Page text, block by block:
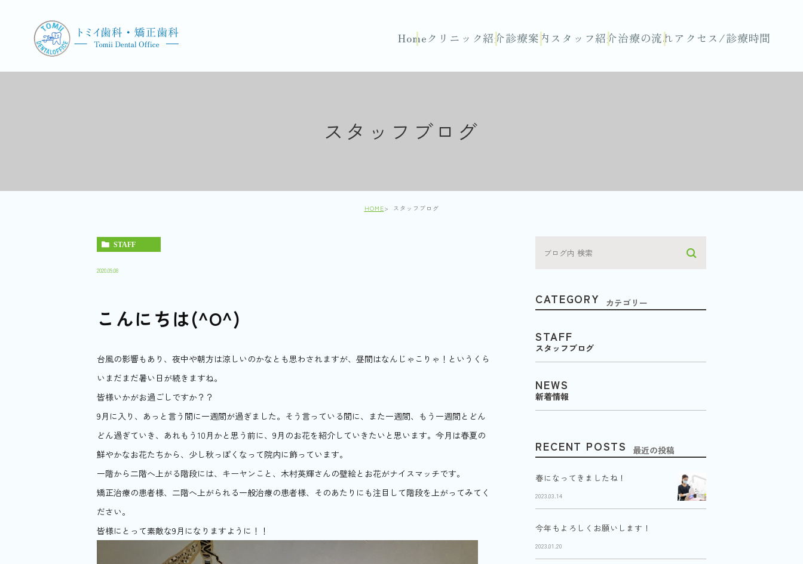
Homeクリニック紹介診療案内スタッフ紹介治療の流れアクセス/診療時間
スタッフブログ
HOME スタッフブログ
STAFF
2020.09.08
こんにちは(^O^)
台風の影響もあり、夜中や朝方は涼しいのかなとも思わされますが、昼間はなんじゃこりゃ！というくら
いまだまだ暑い日が続きますね。
皆様いかがお過ごしですか？？
9月に入り、あっと言う間に一週間が過ぎました。そう言っている間に、また一週間、もう一週間とどん
どん過ぎていき、あれもう10月かと思う前に、9月のお花を紹介していきたいと思います。今月は春夏の
鮮やかなお花たちから、少し秋っぽくなって院内に飾っています。
一階から二階へ上がる階段には、キーヤンこと、木村英輝さんの壁絵とお花がナイスマッチです。
矯正治療の患者様、二階へ上がられる一般治療の患者様、そのあたりにも注目して階段を上がってみてく
ださい。
皆様にとって素敵な9月になりますように！！
CATEGORY カテゴリー
STAFF
スタッフブログ
NEWS
新着情報
RECENT POSTS 最近の投稿
春になってきましたね！
2023.03.14
今年もよろしくお願いします！
2023.01.20